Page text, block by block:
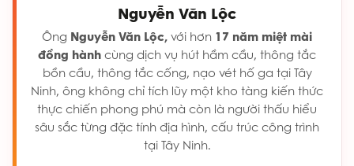
Nguyễn Văn Lộc
Ông Nguyễn Văn Lộc,với hơn 17 năm miệt mài
đồng hànhcùng dịch vụ hút hầm cầu, thông tắc
bồn cầu, thông tắc cống, nạo vét hố ga tại Tây
Ninh, ông không chỉ tích lũy một kho tàng kiến thức
thực chiến phong phú mà còn là người thấu hiểu
sâu sắc từng đặc tính địa hình, cấu trúc công trình
tại Tây Ninh.